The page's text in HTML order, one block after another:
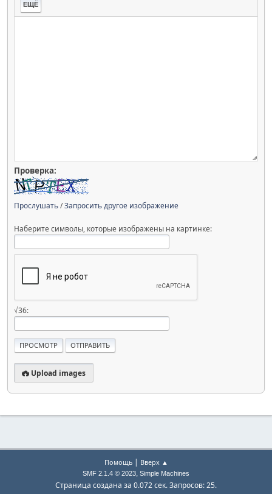
ЕЩЁ
Проверка:
Прослушать/Запросить другое изображение
Наберите символы, которые изображены на картинке:
√36:
Upload images
Помощь| Вверх ▲
SMF 2.1.4 © 2023, Simple Machines
Страница создана за 0.072 сек. Запросов: 25.